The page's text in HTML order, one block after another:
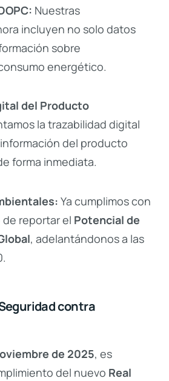
Nuestras
incluyen no solo datos
sobre
energético.
del Producto
la trazabilidad digital
del producto
forma inmediata.
Ya cumplimos con
reportar el Potencial de
, adelantándonos a las
contra
de 2025, es
del nuevo Real